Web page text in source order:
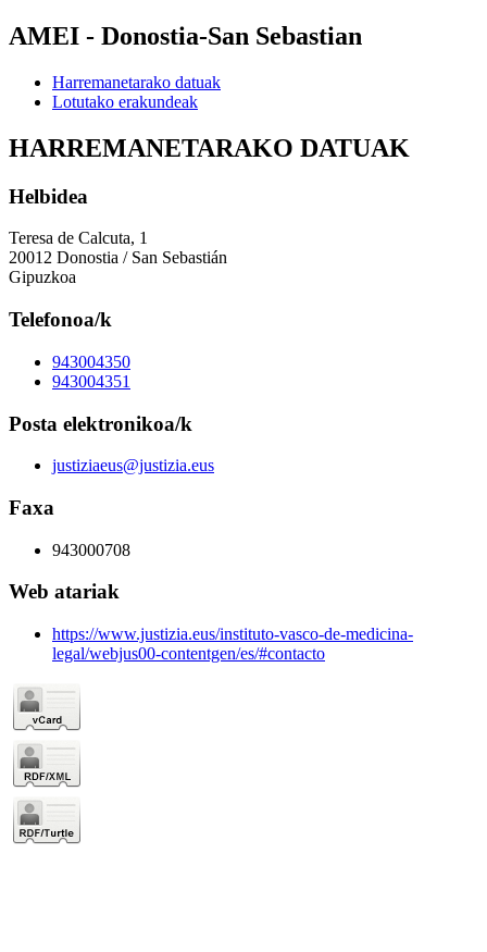
AMEI - Donostia-San Sebastian
Harremanetarako datuak
Lotutako erakundeak
HARREMANETARAKO DATUAK
Helbidea
Teresa de Calcuta, 1
20012 Donostia / San Sebastián
Gipuzkoa
Telefonoa/k
943004350
943004351
Posta elektronikoa/k
justiziaeus@justizia.eus
Faxa
943000708
Web atariak
https://www.justizia.eus/instituto-vasco-de-medicina-
legal/webjus00-contentgen/es/#contacto